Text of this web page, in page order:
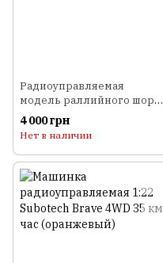
Радиоуправляемая
модель раллийного шорт-
корса 1:18 Himoto Tyronno
E18SC Brushed (красный)
4 000 грн
Нет в наличии